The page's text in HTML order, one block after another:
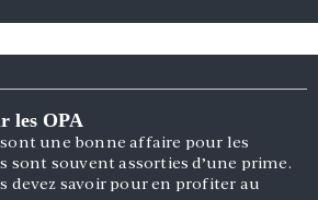
les OPA
une bonne affaire pour les
sont souvent assorties d’une prime.
devez savoir pour en profiter au